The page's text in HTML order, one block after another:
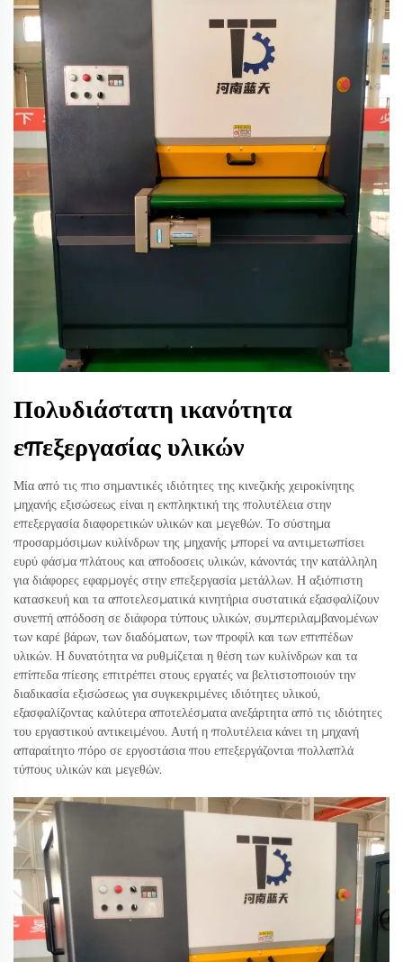
Πολυδιάστατη ικανότητα
επεξεργασίας υλικών
Μία από τις πιο σημαντικές ιδιότητες της κινεζικής χειροκίνητης
μηχανής εξισώσεως είναι η εκπληκτική της πολυτέλεια στην
επεξεργασία διαφορετικών υλικών και μεγεθών. Το σύστημα
προσαρμόσιμων κυλίνδρων της μηχανής μπορεί να αντιμετωπίσει
ευρύ φάσμα πλάτους και αποδοσεις υλικών, κάνοντάς την κατάλληλη
για διάφορες εφαρμογές στην επεξεργασία μετάλλων. Η αξιόπιστη
κατασκευή και τα αποτελεσματικά κινητήρια συστατικά εξασφαλίζουν
συνεπή απόδοση σε διάφορα τύπους υλικών, συμπεριλαμβανομένων
των καρέ βάρων, των διαδόματων, των προφίλ και των επιπέδων
υλικών. Η δυνατότητα να ρυθμίζεται η θέση των κυλίνδρων και τα
επίπεδα πίεσης επιτρέπει στους εργατές να βελτιστοποιούν την
διαδικασία εξισώσεως για συγκεκριμένες ιδιότητες υλικού,
εξασφαλίζοντας καλύτερα αποτελέσματα ανεξάρτητα από τις ιδιότητες
του εργαστικού αντικειμένου. Αυτή η πολυτέλεια κάνει τη μηχανή
απαραίτητο πόρο σε εργοστάσια που επεξεργάζονται πολλαπλά
τύπους υλικών και μεγεθών.